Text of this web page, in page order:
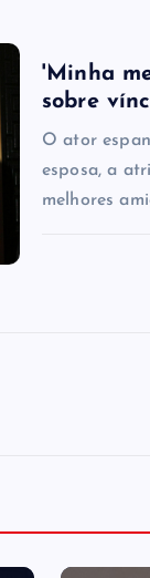
'Minha
sobre
O ator
esposa, a
melhores